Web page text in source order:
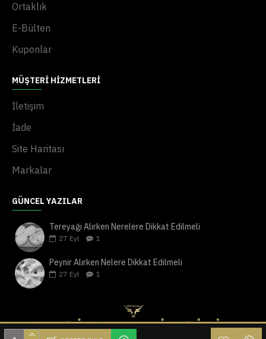
Ortaklık
E-Bülten
Kuponlar
MÜŞTERI HIZMETLERI
İletişim
İade
Site Haritası
Markalar
GÜNCEL YAZILAR
Tereyağı Alırken Nerelere Dikkat Edilmeli
27 Eyl 1
Peynir Alırken Nelere Dikkat Edilmeli
27 Eyl 1